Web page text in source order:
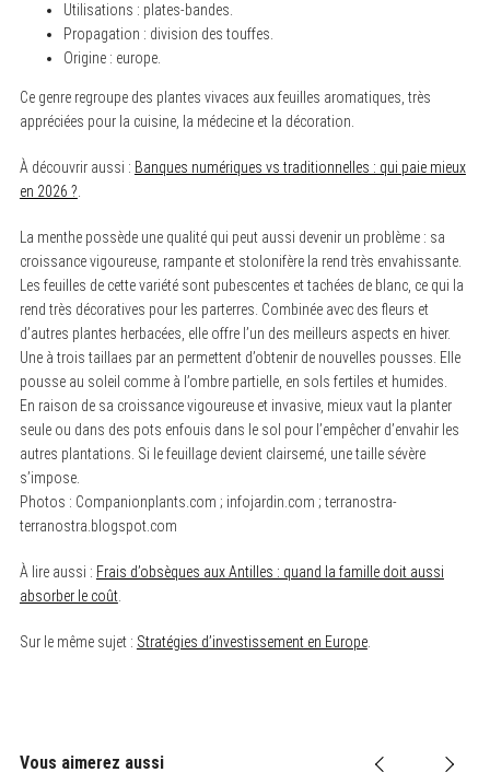
Utilisations : plates-bandes.
Propagation : division des touffes.
Origine : europe.
Ce genre regroupe des plantes vivaces aux feuilles aromatiques, très
appréciées pour la cuisine, la médecine et la décoration.
À découvrir aussi : Banques numériques vs traditionnelles : qui paie mieux
en 2026 ?
La menthe possède une qualité qui peut aussi devenir un problème : sa
croissance vigoureuse, rampante et stolonifère la rend très envahissante.
Les feuilles de cette variété sont pubescentes et tachées de blanc, ce qui la
rend très décoratives pour les parterres. Combinée avec des fleurs et
d’autres plantes herbacées, elle offre l’un des meilleurs aspects en hiver.
Une à trois taillaes par an permettent d’obtenir de nouvelles pousses. Elle
pousse au soleil comme à l’ombre partielle, en sols fertiles et humides.
En raison de sa croissance vigoureuse et invasive, mieux vaut la planter
seule ou dans des pots enfouis dans le sol pour l’empêcher d’envahir les
autres plantations. Si le feuillage devient clairsemé, une taille sévère
s’impose.
Photos : Companionplants.com ; infojardin.com ; terranostra-
terranostra.blogspot.com
À lire aussi : Frais d’obsèques aux Antilles : quand la famille doit aussi
absorber le coût.
Sur le même sujet : Stratégies d’investissement en Europe.
Vous aimerez aussi
S
a
c